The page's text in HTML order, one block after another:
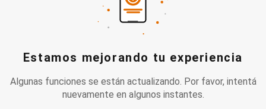
Estamos mejorando tu experiencia
Algunas funciones se están actualizando. Por favor, intentá
nuevamente en algunos instantes.